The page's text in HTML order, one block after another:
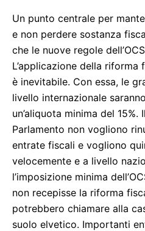
Un punto centrale per
e non perdere sostanza
che le nuove regole
L’applicazione della riforma
è inevitabile. Con essa, le
livello internazionale
un’aliquota minima del
Parlamento non vogliono
entrate fiscali e vogliono
velocemente e a livello
l’imposizione minima
non recepisse la riforma
potrebbero chiamare alla
suolo elvetico. Importanti